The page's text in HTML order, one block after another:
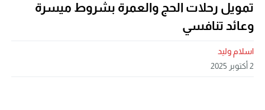
تمويل رحلات الحج والعمرة بشروط ميسرة
وعائد تنافسي
اسلام وليد
2 أكتوبر 2025